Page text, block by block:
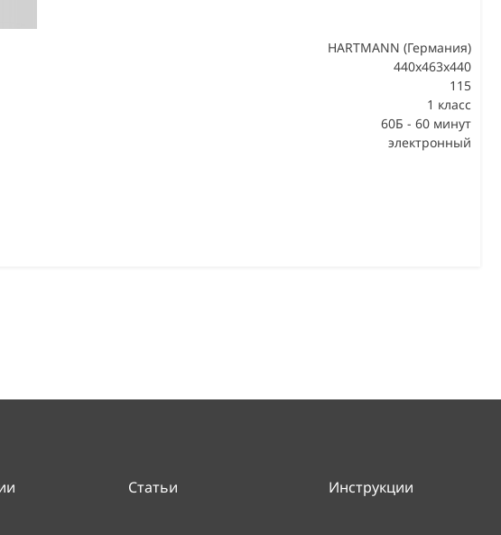
HARTMANN (Германия)
440x463x440
115
1 класс
60Б - 60 минут
электронный
Статьи Инструкции